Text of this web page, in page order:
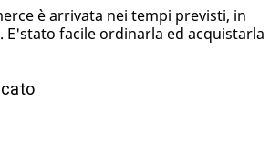
è arrivata nei tempi previsti, in
E'stato facile ordinarla ed acquistarla